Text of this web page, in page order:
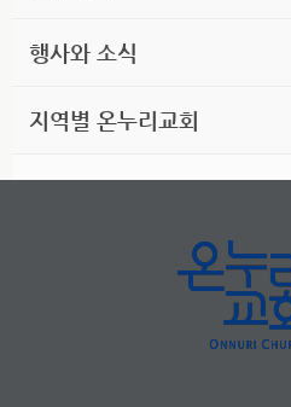
행사와 소식
지역별 온누리교회